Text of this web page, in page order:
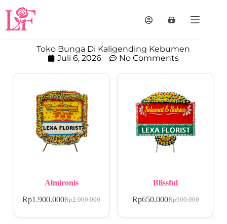
Toko Bunga Di Kaligending Kebumen
Juli 6, 2026
No Comments
Almironis
Rp2.000.000
Rp1.900.000
Blissful
Rp900.000
Rp650.000